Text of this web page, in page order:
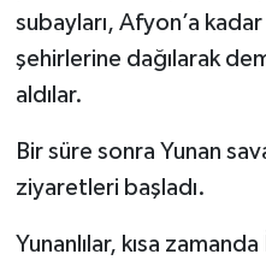
subayları, Afyon’a
şehirlerine dağılarak
aldılar.
Bir süre sonra Yunan
ziyaretleri başladı.
Yunanlılar, kısa